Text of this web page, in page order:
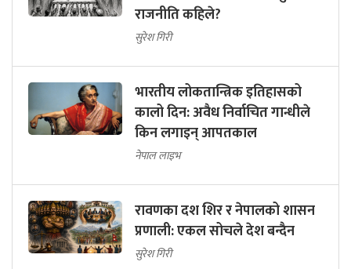
राजनीति कहिले?
सुरेश गिरी
भारतीय लोकतान्त्रिक इतिहासको
कालो दिन: अवैध निर्वाचित गान्धीले
किन लगाइन् आपतकाल
नेपाल लाइभ
रावणका दश शिर र नेपालको शासन
प्रणाली: एकल सोचले देश बन्दैन
सुरेश गिरी